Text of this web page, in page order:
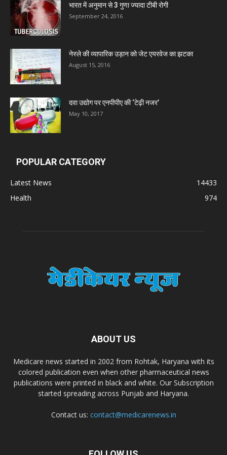
Admac Group Companies
Deep Shree Pharmaceuticals
Zumentes Healthcare
Digital Vision
Carewell Ayurveda
Dr. Madhukar Pharmaceuticals (P) Ltd
Dr. Alson Laboratories Private Limited
Domagk Smith Labs Pvt Ltd
भारत में अनुमान से 3 गुणा ज्यादा टीबी रोगी
September 24, 2016
नेस्ले की व्यापारिक उड़ान को जेट एयरवेज का झटका
August 15, 2016
दवा उद्योग पर एनपीपीए की ‘टेढ़ी नजर’
May 10, 2017
POPULAR CATEGORY
Latest News
14433
Health
974
ABOUT US
Medicare news started in 2002 from Rohtak, Haryana with its
colored publication even when other pharmaceutical news
publications were printed in black and white. Our Subscription
started spreading across Punjab and Haryana.
Contact us: contact@medicarenews.in